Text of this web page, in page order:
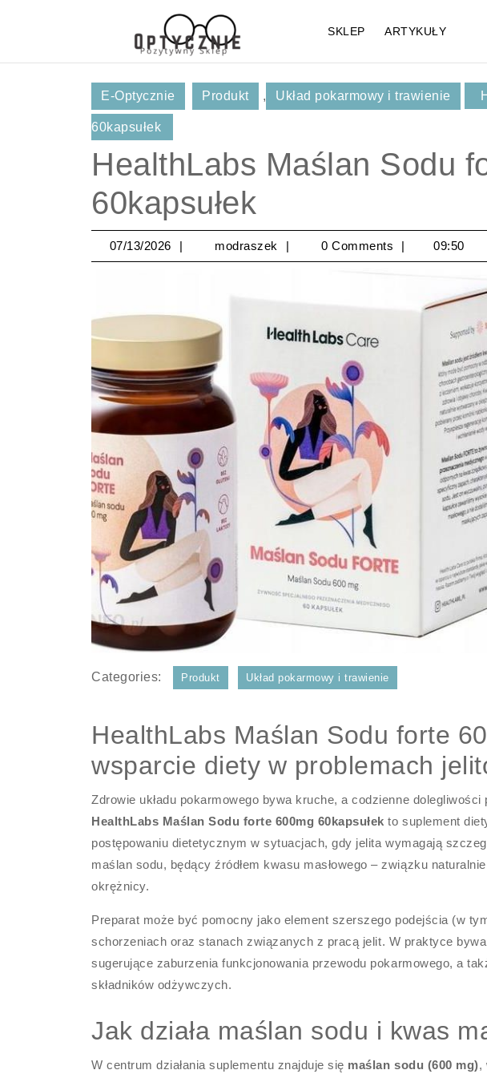
SKLEP ARTYKUŁY
E-Optycznie Produkt , Układ pokarmowy i trawienie
60kapsułek
HealthLabs Maślan Sodu
60kapsułek
07/13/2026 07/13/2026
modraszek modraszek
0 Comments 09:50
Categories: Produkt Układ pokarmowy i trawienie
HealthLabs Maślan Sodu forte
wsparcie diety w problemach
Zdrowie układu pokarmowego bywa kruche, a codzienne
HealthLabs Maślan Sodu forte 600mg 60kapsułek to suplement
postępowaniu dietetycznym w sytuacjach, gdy jelita wymagają
maślan sodu, będący źródłem kwasu masłowego – związku
okrężnicy.
Preparat może być pomocny jako element szerszego podejścia (w
schorzeniach oraz stanach związanych z pracą jelit. W praktyce
sugerujące zaburzenia funkcjonowania przewodu pokarmowego, a
składników odżywczych.
Jak działa maślan sodu i kwas
W centrum działania suplementu znajduje się maślan sodu (600 mg),